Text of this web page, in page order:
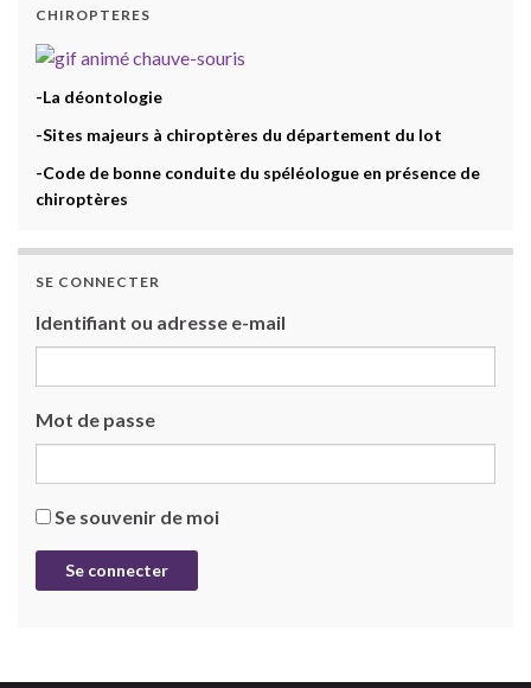
CHIROPTERES
-La déontologie
-Sites majeurs à chiroptères du département du lot
-Code de bonne conduite du spéléologue en présence de
chiroptères
SE CONNECTER
Identifiant ou adresse e-mail
Mot de passe
Se souvenir de moi
Se connecter